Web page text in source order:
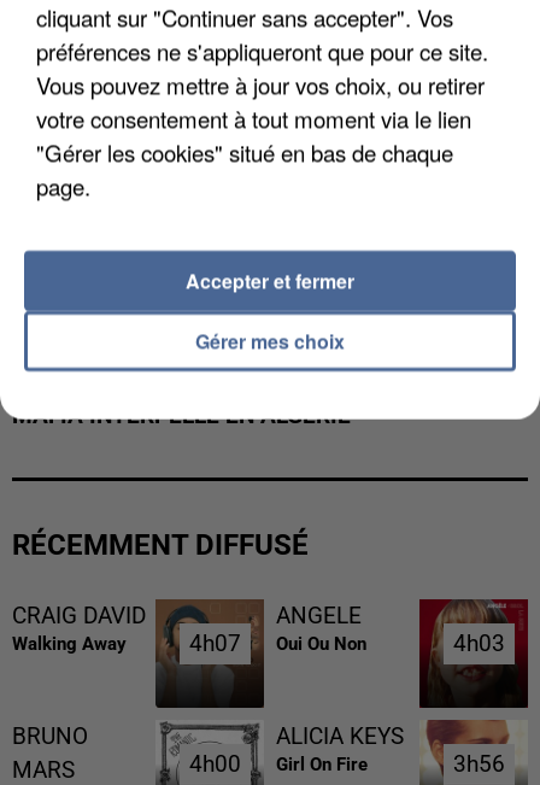
MAFIA INTERPELLÉ EN ALGÉRIE
RÉCEMMENT DIFFUSÉ
CRAIG DAVID
Walking Away 4h07
4h07
ANGELE
Oui Ou Non 4h03
4h03
BRUNO
MARS
4h00
4h00
ALICIA KEYS
Girl On Fire 3h56
3h56
cliquant sur "Continuer sans accepter". Vos
préférences ne s'appliqueront que pour ce site.
Vous pouvez mettre à jour vos choix, ou retirer
votre consentement à tout moment via le lien
"Gérer les cookies" situé en bas de chaque
page.
Gérer mes choix
Accepter et fermer